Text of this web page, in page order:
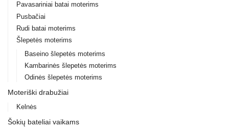
Pavasariniai batai moterims
Pusbačiai
Rudi batai moterims
Šlepetės moterims
Baseino šlepetės moterims
Kambarinės šlepetės moterims
Odinės šlepetės moterims
Moteriški drabužiai
Kelnės
Šokių bateliai vaikams